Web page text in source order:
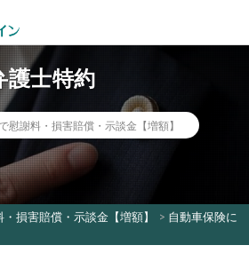
護士特約
慰謝料・損害賠償・示談金【増額】
損害賠償・示談金【増額】 > 自動車保険に